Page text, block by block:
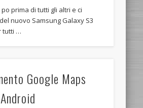
prima di tutti gli altri e ci
nuovo Samsung Galaxy S3
tutti …
Google Maps